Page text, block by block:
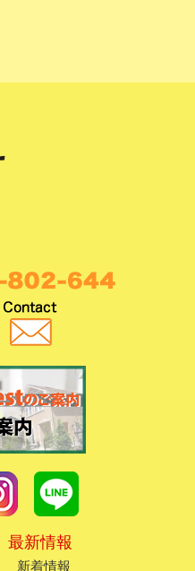
最新情報
新着情報